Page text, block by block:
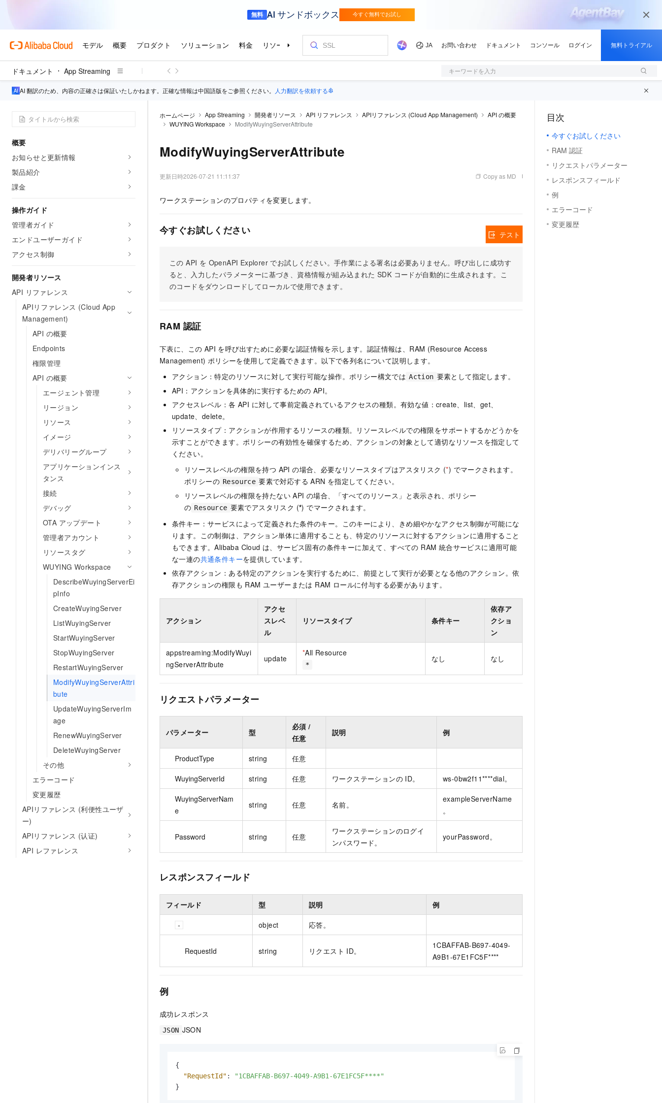
ドキュメント App Streaming キーワードを入力
AI 翻訳のため、内容の正確さは保証いたしかねます。正確な情報は中国語版をご参照ください。 人力翻訳を依頼する
概要
お知らせと更新情報
製品紹介
課金
操作ガイド
管理者ガイド
エンドユーザーガイド
アクセス制御
開発者リソース
API リファレンス
APIリファレンス (Cloud App
Management)
API の概要
Endpoints
権限管理
API の概要
エージェント管理
リージョン
リソース
イメージ
デリバリーグループ
アプリケーションインス
タンス
接続
デバッグ
OTA アップデート
管理者アカウント
リソースタグ
WUYING Workspace
DescribeWuyingServerEi
pInfo
CreateWuyingServer
ListWuyingServer
StartWuyingServer
StopWuyingServer
RestartWuyingServer
ModifyWuyingServerAttri
bute
UpdateWuyingServerIm
age
RenewWuyingServer
DeleteWuyingServer
その他
エラーコード
変更履歴
APIリファレンス (利便性ユーザ
ー)
APIリファレンス (认证)
API レファレンス
ホームページ App Streaming 開発者リソース API リファレンス APIリファレンス (Cloud App Management)
API の概要
WUYING Workspace
ModifyWuyingServerAttribute
ModifyWuyingServerAttribute
更新日時2026-07-21 11:11:37 Copy as MD
ワークステーションのプロパティを変更します。
今すぐお試しください
この API を OpenAPI Explorer でお試しください。手作業による署名は必要ありません。呼び出しに成功す
ると、入力したパラメーターに基づき、資格情報が組み込まれた SDK コードが自動的に生成されます。こ
のコードをダウンロードしてローカルで使用できます。
テスト
RAM 認証
下表に、この API を呼び出すために必要な認証情報を示します。認証情報は、RAM (Resource Access
Management) ポリシーを使用して定義できます。以下で各列名について説明します。
アクション：特定のリソースに対して実行可能な操作。ポリシー構文では Action 要素として指定します。
API：アクションを具体的に実行するための API。
アクセスレベル：各 API に対して事前定義されているアクセスの種類。有効な値：create、list、get、
update、delete。
リソースタイプ：アクションが作用するリソースの種類。リソースレベルでの権限をサポートするかどうかを
示すことができます。ポリシーの有効性を確保するため、アクションの対象として適切なリソースを指定して
ください。
リソースレベルの権限を持つ API の場合、必要なリソースタイプはアスタリスク (*) でマークされます。
ポリシーの Resource 要素で対応する ARN を指定してください。
リソースレベルの権限を持たない API の場合、「すべてのリソース」と表示され、ポリシー
の Resource 要素でアスタリスク (*) でマークされます。
条件キー：サービスによって定義された条件のキー。このキーにより、きめ細やかなアクセス制御が可能にな
ります。この制御は、アクション単体に適用することも、特定のリソースに対するアクションに適用すること
もできます。Alibaba Cloud は、サービス固有の条件キーに加えて、すべての RAM 統合サービスに適用可能
な一連の共通条件キーを提供しています。
依存アクション：ある特定のアクションを実行するために、前提として実行が必要となる他のアクション。依
存アクションの権限も RAM ユーザーまたは RAM ロールに付与する必要があります。
アクション
アクセ
スレベ
ル
リソースタイプ 条件キー
依存ア
クショ
ン
appstreaming:ModifyWuyi
ngServerAttribute
update
*All Resource
*
なし なし
リクエストパラメーター
パラメーター 型
必須 /
任意
説明 例
ProductType string 任意
WuyingServerId string 任意 ワークステーションの ID。 ws-0bw2f11****dial。
WuyingServerNam
e
string 任意 名前。
exampleServerName
。
Password string 任意
ワークステーションのログイ
ンパスワード。
yourPassword。
レスポンスフィールド
フィールド 型 説明 例
object 応答。
RequestId string リクエスト ID。
1CBAFFAB-B697-4049-
A9B1-67E1FC5F****
例
成功レスポンス
JSON JSON
{
"RequestId" :
"1CBAFFAB-B697-4049-A9B1-67E1FC5F****"
}
目次
今すぐお試しください
RAM 認証
リクエストパラメーター
レスポンスフィールド
例
エラーコード
変更履歴